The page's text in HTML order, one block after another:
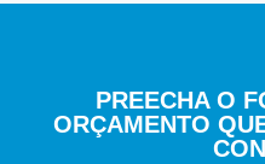
PREECHA O
ORÇAMENTO